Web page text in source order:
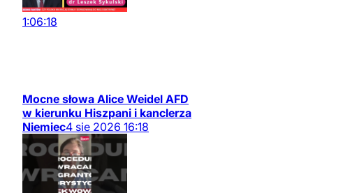
1:06:18
Mocne słowa Alice Weidel AFD
w kierunku Hiszpani i kanclerza
Niemiec4 sie 2026 16:18